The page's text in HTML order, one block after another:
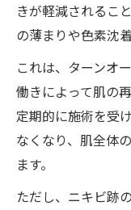
きが軽減されるこ
の薄まりや色素沈
これは、ターンオ
働きによって肌の
定期的に施術を受
なくなり、肌全体
ます。
ただし、ニキビ跡